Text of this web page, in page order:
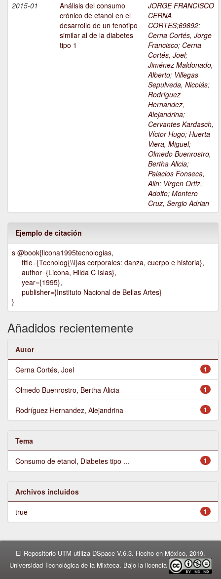
2015-01
Análisis del consumo
crónico de etanol en el
desarrollo de un fenotipo
similar al de la diabetes
tipo 1
JORGE FRANCISCO
CERNA
CORTES;69892;
Cerna Cortés, Jorge
Francisco; Cerna
Cortés, Joel;
Jiménez Maldonado,
Alberto; Villegas
Sepulveda, Nicolás;
Rodríguez
Hernandez,
Alejandrina;
Cervantes Kardasch,
Víctor Hugo; Huerta
Viera, Miguel;
Olmedo Buenrostro,
Bertha Alicia;
Palacios Fonseca,
Alin; Virgen Ortiz,
Adolfo; Montero
Cruz, Sergio Adrian
Ejemplo de citación
s @book{licona1995tecnologias,
title={Tecnolog{\\i}as corporales: danza, cuerpo e historia},
author={Licona, Hilda C Islas},
year={1995},
publisher={Instituto Nacional de Bellas Artes}
}
Añadidos recientemente
Autor
1
Cerna Cortés, Joel
1
Olmedo Buenrostro, Bertha Alicia
1
Rodríguez Hernandez, Alejandrina
Tema
1
Consumo de etanol, Diabetes tipo ...
Archivos incluidos
1
true
El Repositorio UTM utiliza DSpace V.6.3. Hecho en México, 2019.
Universidad Tecnológica de la Mixteca. Bajo la licencia